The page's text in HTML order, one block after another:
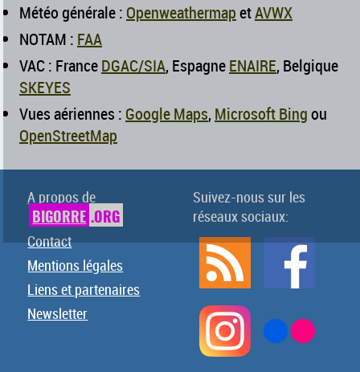
Météo générale : OpenweathermapetAVWX
NOTAM : FAA
VAC : FranceDGAC/SIA, EspagneENAIRE, Belgique
SKEYES
Vues aériennes : Google Maps, Microsoft Bingou
OpenStreetMap
A propos de
BIGORRE .ORG
Contact
Mentions légales
Liens et partenaires
Newsletter
Suivez-nous sur les
réseaux sociaux: